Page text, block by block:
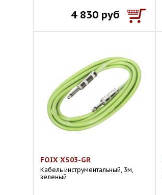
4 830 руб
FOIX XS03-GR
Кабель инструментальный, 3м,
зеленый